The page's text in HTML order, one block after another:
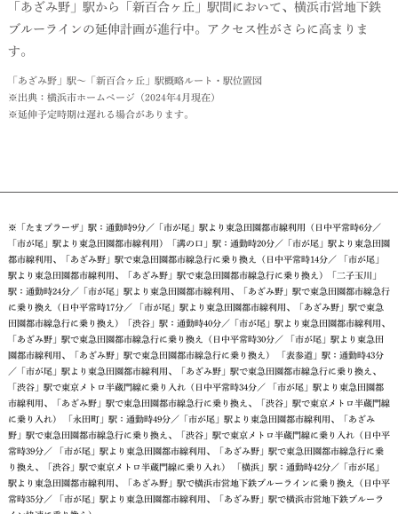
「あざみ野」駅から「新百合ヶ丘」駅間において、横浜市営地下鉄
ブルーラインの延伸計画が進行中。アクセス性がさらに高まりま
す。
「あざみ野」駅～「新百合ヶ丘」駅概略ルート・駅位置図
※出典：横浜市ホームページ（2024年4月現在）
※延伸予定時期は遅れる場合があります。
※「たまプラーザ」駅：通勤時9分／「市が尾」駅より東急田園都市線利用（日中平常時6分／
「市が尾」駅より東急田園都市線利用）「溝の口」駅：通勤時20分／「市が尾」駅より東急田園
都市線利用、「あざみ野」駅で東急田園都市線急行に乗り換え（日中平常時14分／ 「市が尾」
駅より東急田園都市線利用、「あざみ野」駅で東急田園都市線急行に乗り換え）「二子玉川」
駅：通勤時24分／「市が尾」駅より東急田園都市線利用、「あざみ野」駅で東急田園都市線急行
に乗り換え（日中平常時17分／ 「市が尾」駅より東急田園都市線利用、「あざみ野」駅で東急
田園都市線急行に乗り換え）「渋谷」駅：通勤時40分／「市が尾」駅より東急田園都市線利用、
「あざみ野」駅で東急田園都市線急行に乗り換え（日中平常時30分／ 「市が尾」駅より東急田
園都市線利用、「あざみ野」駅で東急田園都市線急行に乗り換え） 「表参道」駅：通勤時43分
／「市が尾」駅より東急田園都市線利用、「あざみ野」駅で東急田園都市線急行に乗り換え、
「渋谷」駅で東京メトロ半蔵門線に乗り入れ（日中平常時34分／ 「市が尾」駅より東急田園都
市線利用、「あざみ野」駅で東急田園都市線急行に乗り換え、「渋谷」駅で東京メトロ半蔵門線
に乗り入れ） 「永田町」駅：通勤時49分／「市が尾」駅より東急田園都市線利用、「あざみ
野」駅で東急田園都市線急行に乗り換え、「渋谷」駅で東京メトロ半蔵門線に乗り入れ（日中平
常時39分／ 「市が尾」駅より東急田園都市線利用、「あざみ野」駅で東急田園都市線急行に乗
り換え、「渋谷」駅で東京メトロ半蔵門線に乗り入れ） 「横浜」駅：通勤時42分／「市が尾」
駅より東急田園都市線利用、「あざみ野」駅で横浜市営地下鉄ブルーラインに乗り換え（日中平
常時35分／ 「市が尾」駅より東急田園都市線利用、「あざみ野」駅で横浜市営地下鉄ブルーラ